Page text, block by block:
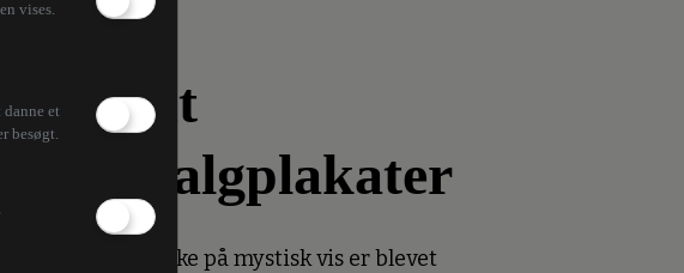
vises.
et
besøgt.
samt
valgplakater
sms'er, som ikke på mystisk vis er blevet